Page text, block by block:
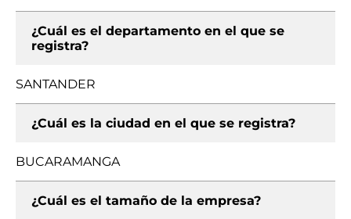
¿Cuál es el departamento en el que se
registra?
SANTANDER
¿Cuál es la ciudad en el que se registra?
BUCARAMANGA
¿Cuál es el tamaño de la empresa?